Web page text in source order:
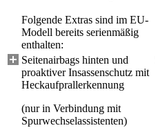
Folgende Extras sind im EU-
Modell bereits serienmäßig
enthalten:
Seitenairbags hinten und
proaktiver Insassenschutz mit
Heckaufprallerkennung
(nur in Verbindung mit
Spurwechselassistenten)